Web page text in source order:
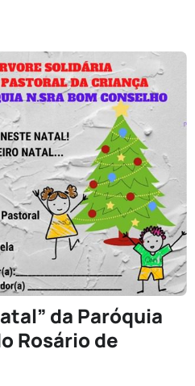
da Paróquia
Rosário de